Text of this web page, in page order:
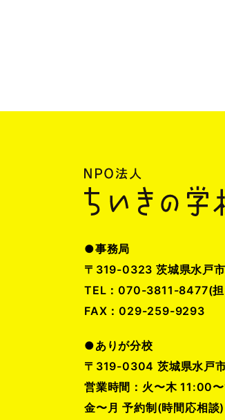
●事務局
〒319-0323 茨城県水戸
TEL：070-3811-8477(担
FAX：029-259-9293
●ありが分校
〒319-0304 茨城県水戸
営業時間：火〜木 11:00
金〜月 予約制(時間応相談)